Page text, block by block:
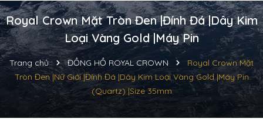
Royal Crown Mặt Tròn Đen |Đính Đá |Dây Kim
Loại Vàng Gold |Máy Pin
Trang chủ ĐỒNG HỒ ROYAL CROWN
Royal Crown Mặt
Tròn Đen |Nữ Giới |Đính Đá |Dây Kim Loại Vàng Gold |Máy Pin
(Quartz) |Size 35mm